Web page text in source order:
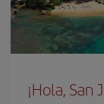
¡Hola, San